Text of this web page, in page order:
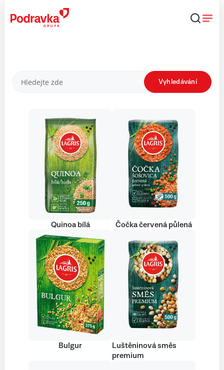
obsahu
Produkty Vyhledávání
Quinoa bílá Čočka červená půlená
Bulgur
Luštěninová směs
premium